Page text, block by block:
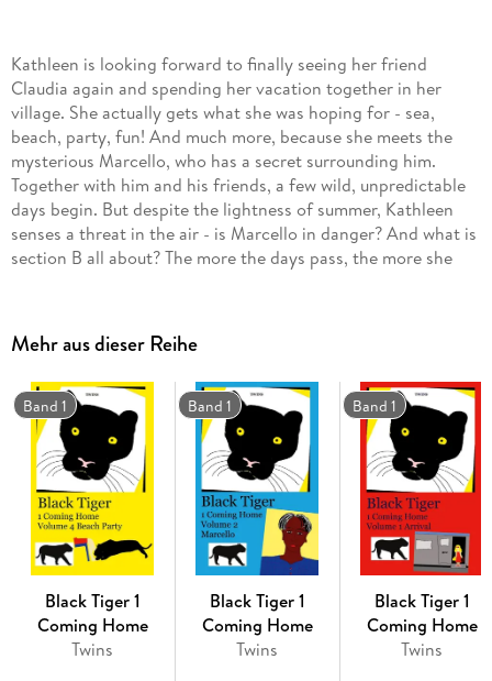
Kathleen is looking forward to finally seeing her friend
Claudia again and spending her vacation together in her
village. She actually gets what she was hoping for - sea,
beach, party, fun! And much more, because she meets the
mysterious Marcello, who has a secret surrounding him.
Together with him and his friends, a few wild, unpredictable
days begin. But despite the lightness of summer, Kathleen
senses a threat in the air - is Marcello in danger? And what is
section B all about? The more the days pass, the more she
Marcello and Kathleen grow closer and a passionate love
flares up between them. But is their love strong enough to
make up for the differences between them and can she
accept him for who he is?
Volume 3 Marcello's Home: Kathleen gets to know the village
better and visits Marcello. A surprise is already waiting for
her.
Mehr aus dieser Reihe
Band 1
Black Tiger 1
Coming Home
Twins
Band 1
Black Tiger 1
Coming Home
Twins
Band 1
Black Tiger 1
Coming Home
Twins